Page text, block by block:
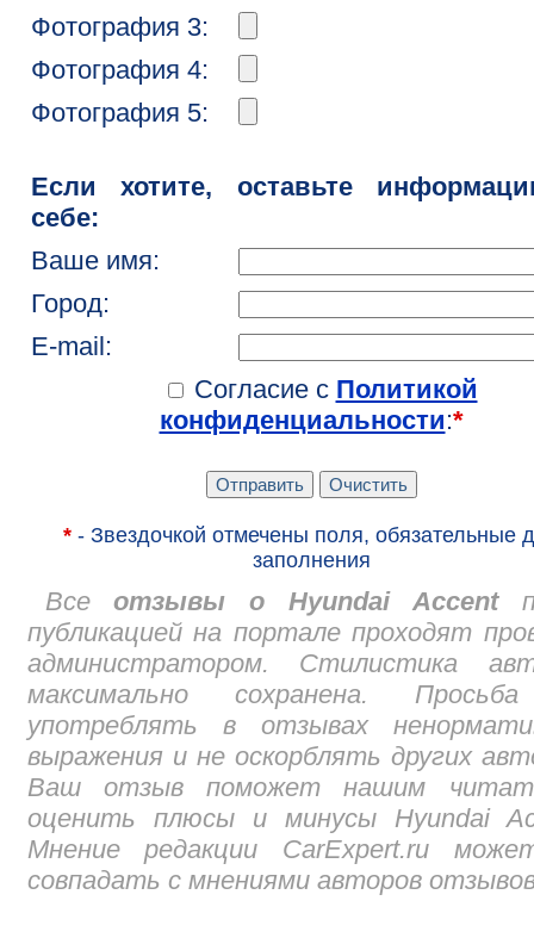
Фотография 3:
Фотография 4:
Фотография 5:
Если хотите, оставьте
себе:
Ваше имя:
Город:
E-mail:
Согласие с Политикой
конфиденциальности:*
*- Звездочкой отмечены поля, обязательные
заполнения
Всеотзывы о Hyundai Accent
публикацией на портале проходят
администратором. Стилистика
максимально сохранена.
употреблять в отзывах
выражения и не оскорблять других
Ваш отзыв поможет нашим
оценить плюсы и минусы Hyundai
Мнение редакции CarExpert.ru
совпадать с мнениями авторов